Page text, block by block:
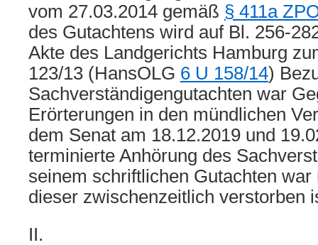
vom 27.03.2014 gemäß § 411a
des Gutachtens wird auf Bl. 256-
Akte des Landgerichts Hamburg
123/13 (HansOLG 6 U 158/14)
Sachverständigengutachten war
Erörterungen in den mündlichen
dem Senat am 18.12.2019 und
terminierte Anhörung des
seinem schriftlichen Gutachten
dieser zwischenzeitlich verstorben
II.